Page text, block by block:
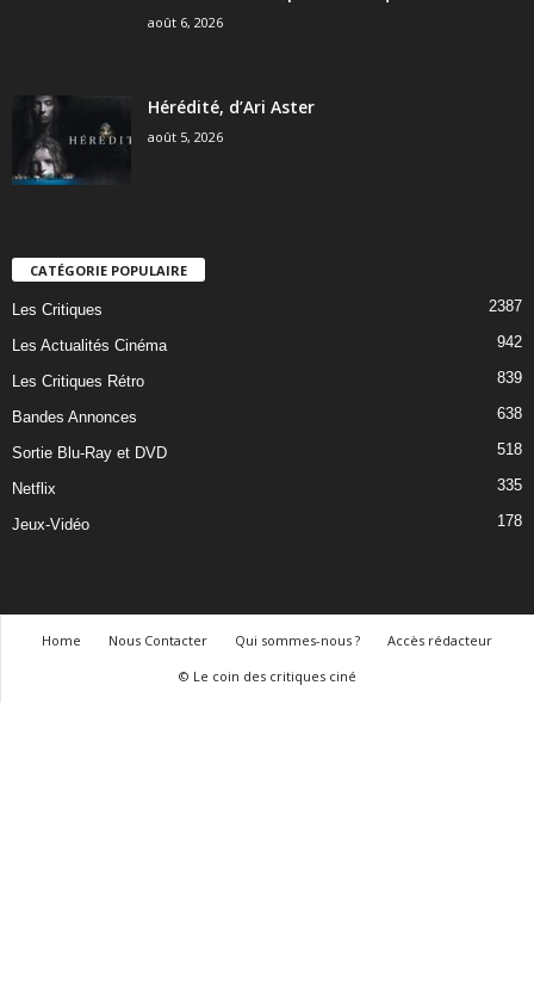
août 6, 2026
Hérédité, d’Ari Aster
août 5, 2026
CATÉGORIE POPULAIRE
Les Critiques 2387
Les Actualités Cinéma 942
Les Critiques Rétro 839
Bandes Annonces 638
Sortie Blu-Ray et DVD 518
Netflix 335
Jeux-Vidéo 178
Home Nous Contacter Qui sommes-nous ?
Accès rédacteur
© Le coin des critiques ciné